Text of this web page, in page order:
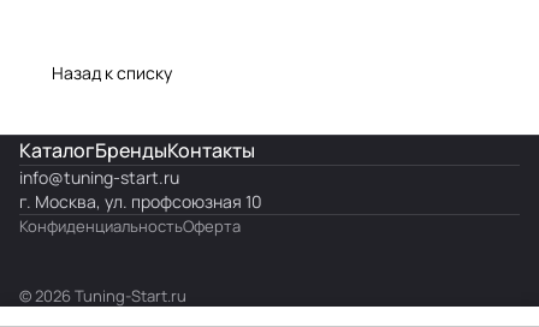
Назад к списку
КаталогБрендыКонтакты
info@tuning-start.ru
г. Москва, ул. профсоюзная 10
КонфиденциальностьОферта
© 2026 Tuning-Start.ru